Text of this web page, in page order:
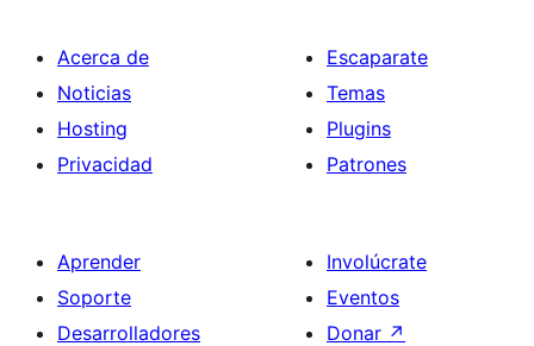
Acerca de
Noticias
Hosting
Privacidad
Escaparate
Temas
Plugins
Patrones
Aprender
Soporte
Desarrolladores
Involúcrate
Eventos
Donar ↗